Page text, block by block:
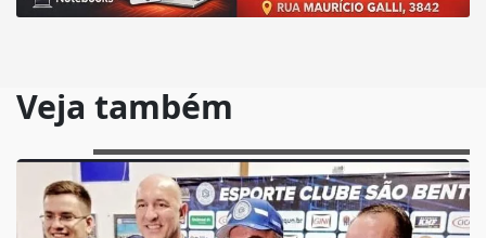
Veja também